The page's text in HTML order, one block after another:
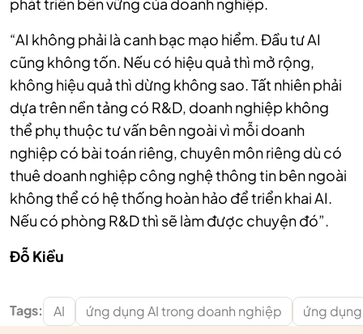
phát triển bền vững của doanh nghiệp.
“AI không phải là canh bạc mạo hiểm. Đầu tư AI
cũng không tốn. Nếu có hiệu quả thì mở rộng,
không hiệu quả thì dừng không sao. Tất nhiên phải
dựa trên nền tảng có R&D, doanh nghiệp không
thể phụ thuộc tư vấn bên ngoài vì mỗi doanh
nghiệp có bài toán riêng, chuyên môn riêng dù có
thuê doanh nghiệp công nghệ thông tin bên ngoài
không thể có hệ thống hoàn hảo để triển khai AI.
Nếu có phòng R&D thì sẽ làm được chuyện đó”.
Đỗ Kiều
Tags: AI ứng dụng AI trong doanh nghiệp ứng